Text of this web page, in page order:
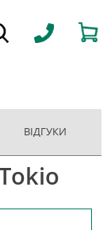
ВІДГУКИ